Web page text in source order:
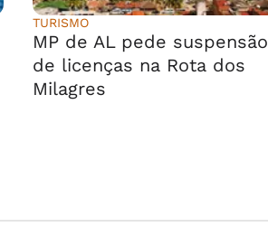
TURISMO
MP de AL pede suspensão
de licenças na Rota dos
Milagres